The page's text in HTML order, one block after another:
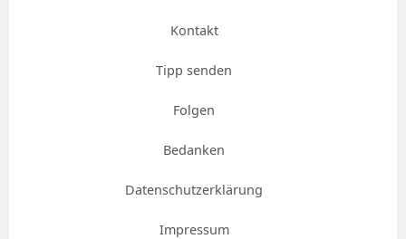
Kontakt
Tipp senden
Folgen
Bedanken
Datenschutzerklärung
Impressum